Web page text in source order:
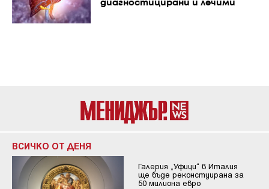
диагностицирани и лечими
ВСИЧКО ОТ ДЕНЯ
Галерия „Уфици“ в Италия
ще бъде реконстуирана за
50 милиона евро